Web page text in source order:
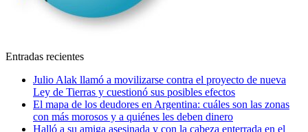
Entradas recientes
Julio Alak llamó a movilizarse contra el proyecto de nueva
Ley de Tierras y cuestionó sus posibles efectos
El mapa de los deudores en Argentina: cuáles son las zonas
con más morosos y a quiénes les deben dinero
Halló a su amiga asesinada y con la cabeza enterrada en el